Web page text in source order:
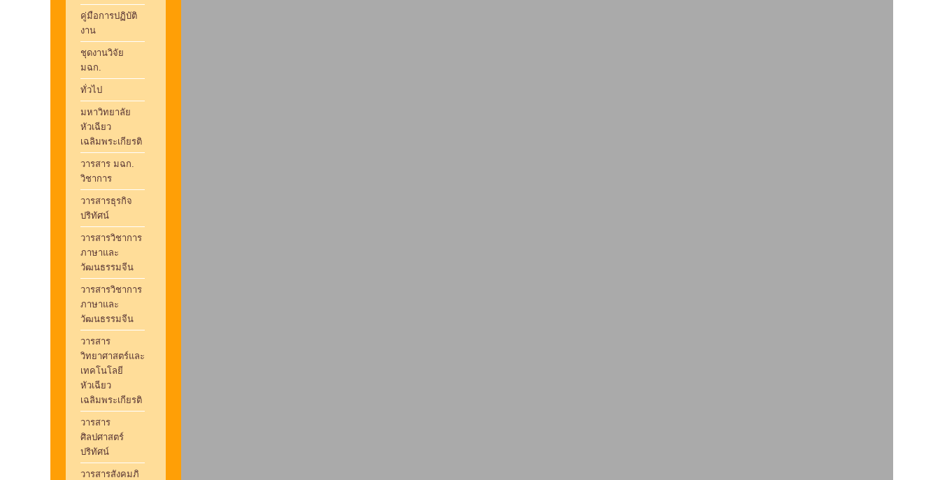
คู่มือการปฏิบัติ
งาน
ชุดงานวิจัย
มฉก.
ทั่วไป
มหาวิทยาลัย
หัวเฉียว
เฉลิมพระเกียรติ
วารสาร มฉก.
วิชาการ
วารสารธุรกิจ
ปริทัศน์
วารสารวิชาการ
ภาษาและ
วัฒนธรรมจีน
วารสารวิชาการ
ภาษาและ
วัฒนธรรมจีน
วารสาร
วิทยาศาสตร์และ
เทคโนโลยี
หัวเฉียว
เฉลิมพระเกียรติ
วารสาร
ศิลปศาสตร์
ปริทัศน์
วารสารสังคมภิ